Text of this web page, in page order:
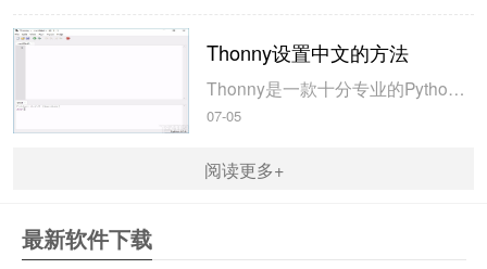
Thonny设置中文的方法
Thonny是一款十分专业的Python编辑软件，该软件界面清爽简单，给用户提供了丰富的编程工具，具备代码补全、语法错误显示等功能，非常的适合新手使用。该软件还支持多种语言，所以在下载这款软件的时候，有时候下载到电脑中的软件是英文版本的，这对于英语基础较差的小伙伴来说，使用这款软件就会变得十分困难，...
07-05
阅读更多+
最新软件下载